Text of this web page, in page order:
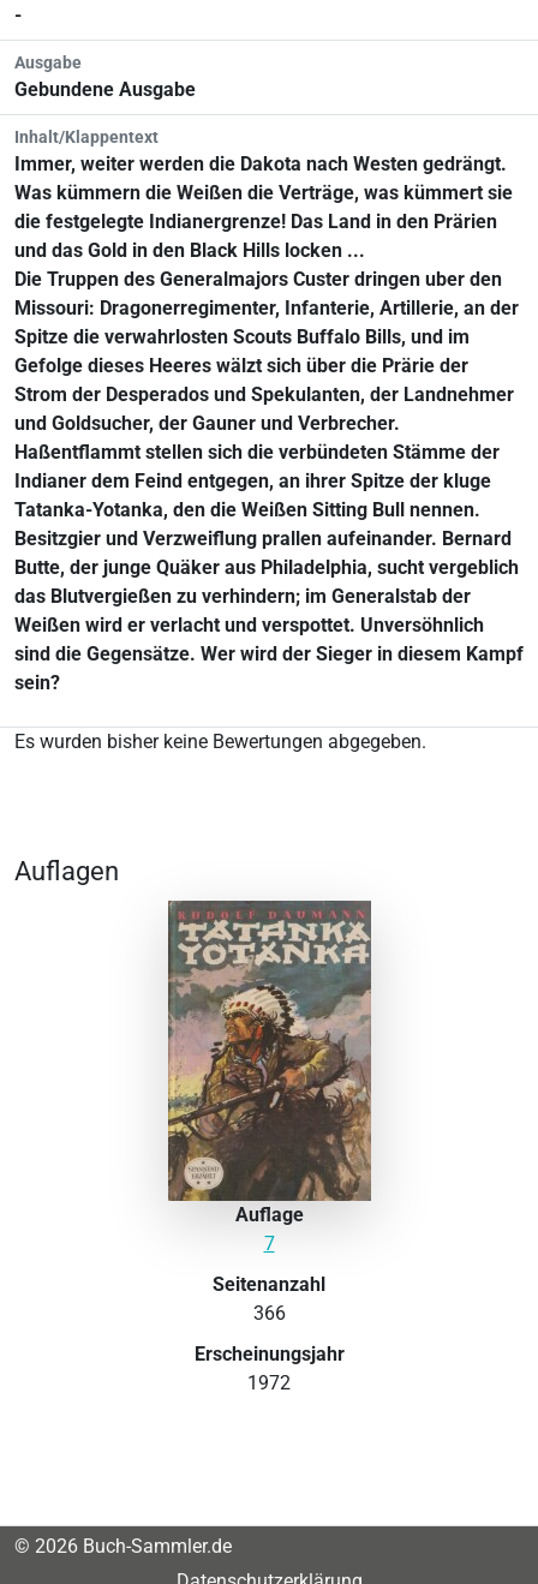
-
Ausgabe
Gebundene Ausgabe
Inhalt/Klappentext
Immer, weiter werden die Dakota nach Westen gedrängt.
Was kümmern die Weißen die Verträge, was kümmert sie
die festgelegte Indianergrenze! Das Land in den Prärien
und das Gold in den Black Hills locken ...
Die Truppen des Generalmajors Custer dringen uber den
Missouri: Dragonerregimenter, Infanterie, Artillerie, an der
Spitze die verwahrlosten Scouts Buffalo Bills, und im
Gefolge dieses Heeres wälzt sich über die Prärie der
Strom der Desperados und Spekulanten, der Landnehmer
und Goldsucher, der Gauner und Verbrecher.
Haßentflammt stellen sich die verbündeten Stämme der
Indianer dem Feind entgegen, an ihrer Spitze der kluge
Tatanka-Yotanka, den die Weißen Sitting Bull nennen.
Besitzgier und Verzweiflung prallen aufeinander. Bernard
Butte, der junge Quäker aus Philadelphia, sucht vergeblich
das Blutvergießen zu verhindern; im Generalstab der
Weißen wird er verlacht und verspottet. Unversöhnlich
sind die Gegensätze. Wer wird der Sieger in diesem Kampf
sein?
Es wurden bisher keine Bewertungen abgegeben.
Auflagen
Auflage
7
Seitenanzahl
366
Erscheinungsjahr
1972
© 2026 Buch-Sammler.de